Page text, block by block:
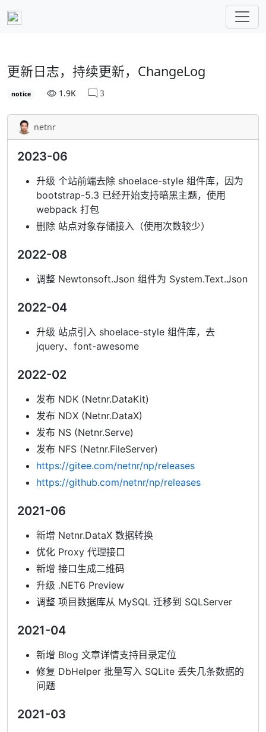
更新日志，持续更新，ChangeLog
notice 1.9K 3
netnr
2023-06
升级 个站前端去除 shoelace-style 组件库，因为
bootstrap-5.3 已经开始支持暗黑主题，使用
webpack 打包
删除 站点对象存储接入（使用次数较少）
2022-08
调整 Newtonsoft.Json 组件为 System.Text.Json
2022-04
升级 站点引入 shoelace-style 组件库，去
jquery、font-awesome
2022-02
发布 NDK (Netnr.DataKit)
发布 NDX (Netnr.DataX)
发布 NS (Netnr.Serve)
发布 NFS (Netnr.FileServer)
https://gitee.com/netnr/np/releases
https://github.com/netnr/np/releases
2021-06
新增 Netnr.DataX 数据转换
优化 Proxy 代理接口
新增 接口生成二维码
升级 .NET6 Preview
调整 项目数据库从 MySQL 迁移到 SQLServer
2021-04
新增 Blog 文章详情支持目录定位
修复 DbHelper 批量写入 SQLite 丢失几条数据的
问题
2021-03